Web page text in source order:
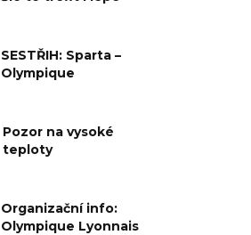
SESTŘIH: Sparta –
Olympique
Pozor na vysoké
teploty
Organizační info:
Olympique Lyonnais